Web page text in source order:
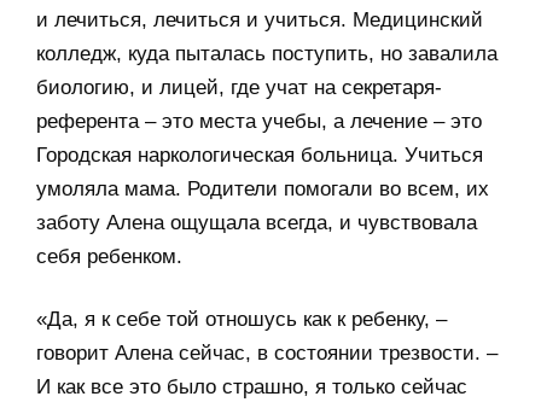
и лечиться, лечиться и учиться. Медицинский
колледж, куда пыталась поступить, но завалила
биологию, и лицей, где учат на секретаря-
референта – это места учебы, а лечение – это
Городская наркологическая больница. Учиться
умоляла мама. Родители помогали во всем, их
заботу Алена ощущала всегда, и чувствовала
себя ребенком.
«Да, я к себе той отношусь как к ребенку, –
говорит Алена сейчас, в состоянии трезвости. –
И как все это было страшно, я только сейчас